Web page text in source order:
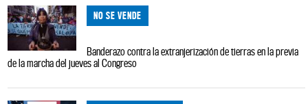
NO SE VENDE
Banderazo contra la extranjerización de tierras en la previa
de la marcha del jueves al Congreso